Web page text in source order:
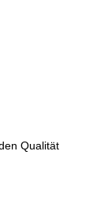
Qualität